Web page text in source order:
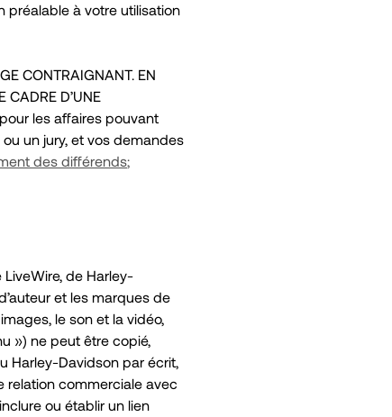
préalable à votre utilisation
CONTRAIGNANT. EN
CADRE D’UNE
les affaires pouvant
un jury, et vos demandes
des différends;
de Harley-
et les marques de
le son et la vidéo,
») ne peut être copié,
Harley-Davidson par écrit,
relation commerciale avec
ou établir un lien